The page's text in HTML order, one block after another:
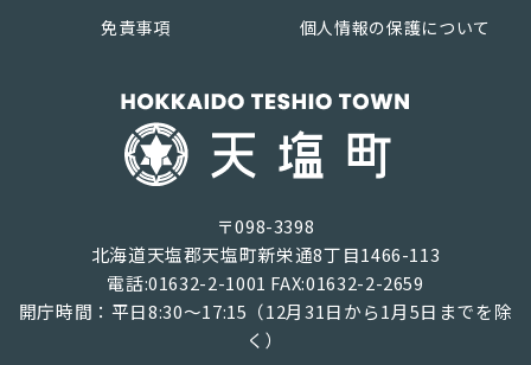
免責事項 個人情報の保護について
〒098-3398
北海道天塩郡天塩町新栄通8丁目1466-113
電話:01632-2-1001 FAX:01632-2-2659
開庁時間：平日8:30～17:15（12月31日から1月5日までを除
く）